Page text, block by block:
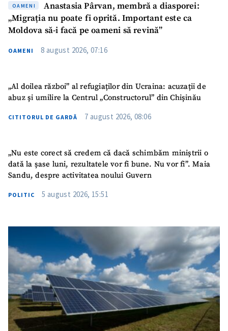
OAMENI
Anastasia Pârvan, membră a diasporei:
„Migrația nu poate fi oprită. Important este ca
Moldova să-i facă pe oameni să revină”
OAMENI 8 august 2026, 07:16
„Al doilea război” al refugiaților din Ucraina: acuzații de
abuz și umilire la Centrul „Constructorul” din Chișinău
CITITORUL DE GARDĂ 7 august 2026, 08:06
„Nu este corect să credem că dacă schimbăm miniștrii o
dată la șase luni, rezultatele vor fi bune. Nu vor fi”. Maia
Sandu, despre activitatea noului Guvern
POLITIC 5 august 2026, 15:51
Titlu știre+ Adaugă titlu
Fotografie
+ Încarcă imagine
Link media
+ Link media